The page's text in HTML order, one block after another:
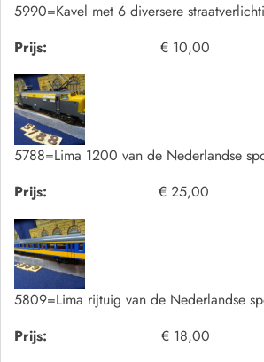
5990=Kavel met 6 diversere
Prijs:
€ 10,00
5788=Lima 1200 van de Nederlandse
Prijs:
€ 25,00
5809=Lima rijtuig van de Nederlandse
Prijs:
€ 18,00